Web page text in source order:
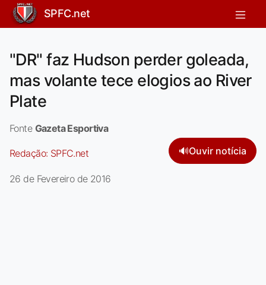
SPFC.net
"DR" faz Hudson perder goleada,
mas volante tece elogios ao River
Plate
Fonte Gazeta Esportiva
Redação: SPFC.net 🔊Ouvir notícia
26 de Fevereiro de 2016